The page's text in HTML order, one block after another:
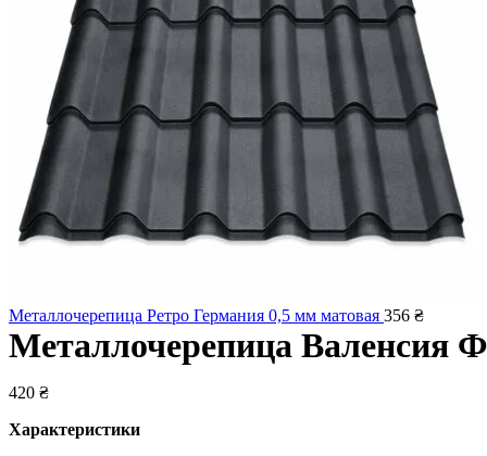
элемент
Металлочерепица Ретро Германия 0,5 мм матовая 356 ₴
Металлочерепица Валенсия
420 ₴
Характеристики